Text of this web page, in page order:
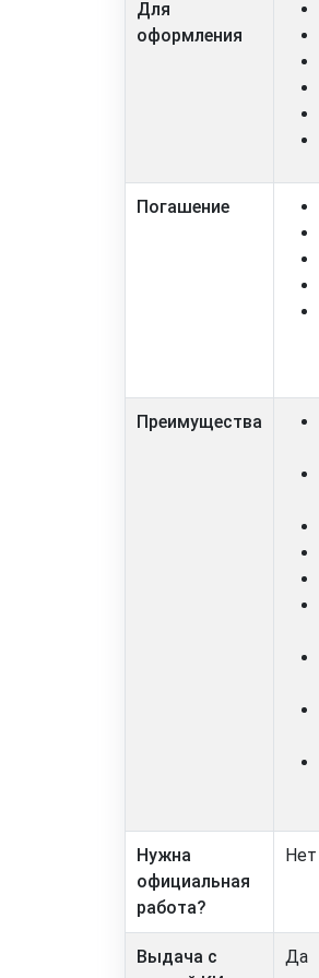
Для
оформления
Погашение
Преимущества
Нужна
официальная
работа?
Нет
Выдача с
Да